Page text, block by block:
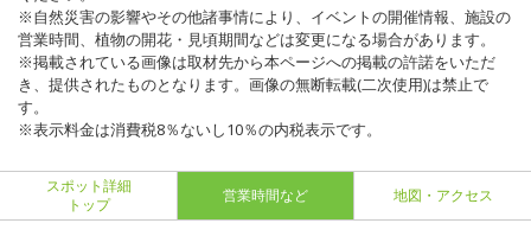
※自然災害の影響やその他諸事情により、イベントの開催情報、施設の
営業時間、植物の開花・見頃期間などは変更になる場合があります。
※掲載されている画像は取材先から本ページへの掲載の許諾をいただ
き、提供されたものとなります。画像の無断転載(二次使用)は禁止で
す。
※表示料金は消費税8％ないし10％の内税表示です。
スポット詳細
トップ
営業時間など 地図・アクセス